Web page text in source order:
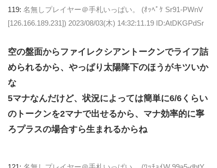
119: 名無しプレイヤー＠手札いっぱい。 (ｵｯﾍﾟｹ Sr91-PWnV
[126.166.189.231]) 2023/08/03(木) 14:32:11.19 ID:AtDKGPdSr
空の盤面からファイレクシアントークンでライフ詰
められるから、やっぱり太陽降下のほうがキツいか
な
5マナなんだけど、状況によっては簡単に6/6くらい
のトークンを2マナで出せるから、マナ効率的に寧
ろプラスの場合すら生まれるからね